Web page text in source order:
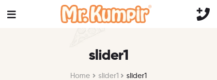
slider1
Home slider1 slider1